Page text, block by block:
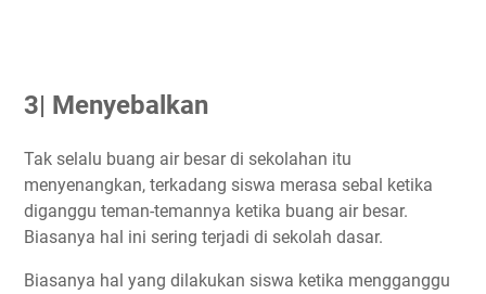
3| Menyebalkan
Tak selalu buang air besar di sekolahan itu
menyenangkan, terkadang siswa merasa sebal ketika
diganggu teman-temannya ketika buang air besar.
Biasanya hal ini sering terjadi di sekolah dasar.
Biasanya hal yang dilakukan siswa ketika mengganggu